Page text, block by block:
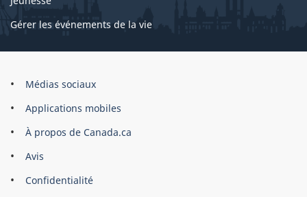
Gérer les événements de la vie
Organisation
gouvernement
du
Canada
Médias sociaux
Applications mobiles
À propos de Canada.ca
Avis
Confidentialité